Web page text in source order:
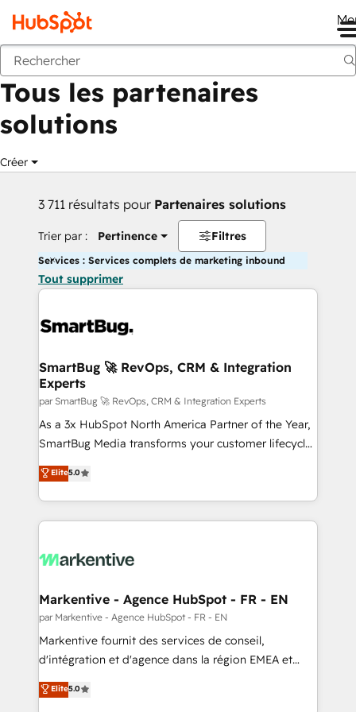
Retour
Tous les partenaires
solutions
Créer
3 711 résultats pour Partenaires solutions
Trier par : Pertinence Filtres
Services : Services complets de marketing inbound
Tout supprimer
SmartBug 🚀 RevOps, CRM & Integration
Experts
par SmartBug 🚀 RevOps, CRM & Integration Experts
As a 3x HubSpot North America Partner of the Year,
SmartBug Media transforms your customer lifecycle
into a revenue engine. Our unified ecosystem
includes specialized divisions Globalia (AI &
Software) and Point Success Media (Paid Media),
making this the official home for all three brands. 🔄
and system integrations powered by Globalia’s
trainers to drive platform adoption. 📈 Revenue
Generation - Full-funnel marketing and high-
performance advertising via Point Success Media. -
Expert deployment of Breeze AI and custom agents
accreditations and deep HIPAA-compliance
Elite5.0
Markentive - Agence HubSpot - FR - EN
par Markentive - Agence HubSpot - FR - EN
Markentive fournit des services de conseil,
d'intégration et d'agence dans la région EMEA et
North America. Avec plus de 115 experts en
marketing automation, Growth, Revops, CRM et
Elite5.0